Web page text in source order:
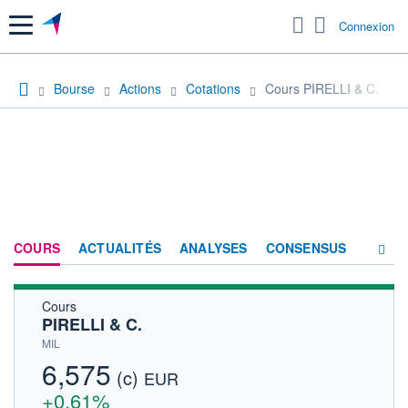
Menu Connexion
Bourse Actions Cotations Cours PIRELLI & C.
COURS ACTUALITÉS ANALYSES CONSENSUS
Cours
PIRELLI & C.
MIL
6,575 (c) EUR
+0,61%